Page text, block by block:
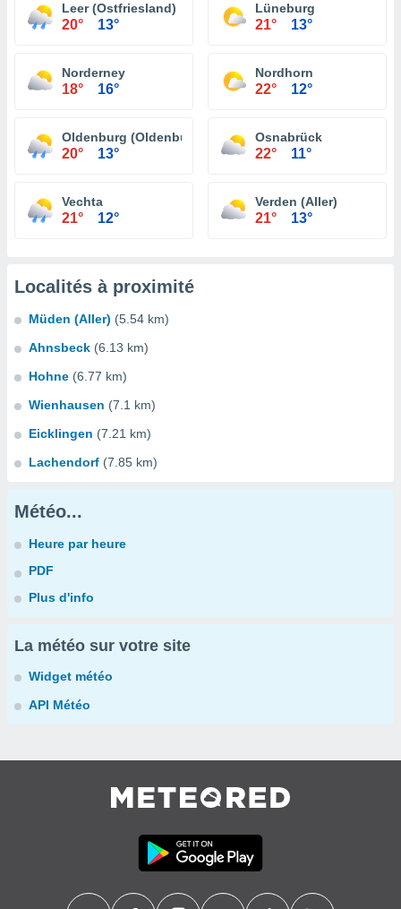
Leer (Ostfriesland)
20° 13°
Lüneburg
21° 13°
Norderney
18° 16°
Nordhorn
22° 12°
Oldenburg (Oldenburg)
20° 13°
Osnabrück
22° 11°
Vechta
21° 12°
Verden (Aller)
21° 13°
Localités à proximité
Müden (Aller) (5.54 km)
Ahnsbeck (6.13 km)
Hohne (6.77 km)
Wienhausen (7.1 km)
Eicklingen (7.21 km)
Lachendorf (7.85 km)
Météo...
Heure par heure
PDF
Plus d'info
La météo sur votre site
Widget météo
API Météo